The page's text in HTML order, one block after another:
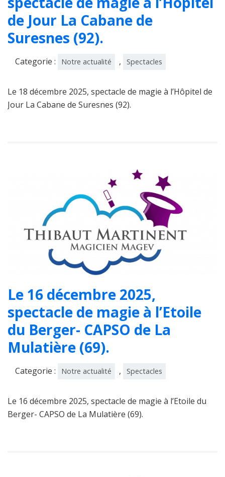
de Jour La Cabane de
Suresnes (92).
Categorie : Notre actualité , Spectacles
Le 18 décembre 2025, spectacle de magie à l’Hôpitel de
Jour La Cabane de Suresnes (92).
Le 16 décembre 2025,
spectacle de magie à l’Etoile
du Berger- CAPSO de La
Mulatière (69).
Categorie : Notre actualité , Spectacles
Le 16 décembre 2025, spectacle de magie à l’Etoile du
Berger- CAPSO de La Mulatière (69).